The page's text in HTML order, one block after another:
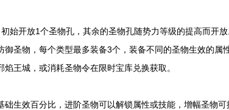
始开放1个圣物孔，其余的圣物孔随势力等级的提高而开放
圣物，每个类型最多装备3个，装备不同的圣物生效的属性
王城，或消耗圣物令在限时宝库兑换获取。
生效百分比，进阶圣物可以解锁属性或技能，增幅圣物可